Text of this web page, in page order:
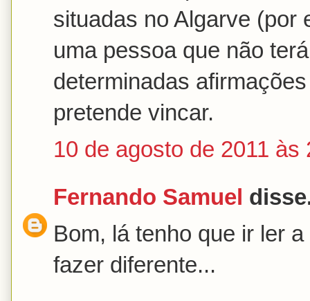
situadas no Algarve (por
uma pessoa que não
determinadas
pretende vincar.
10 de agosto de 2011 às
Fernando Samuel
Bom, lá tenho que ir ler
fazer diferente...